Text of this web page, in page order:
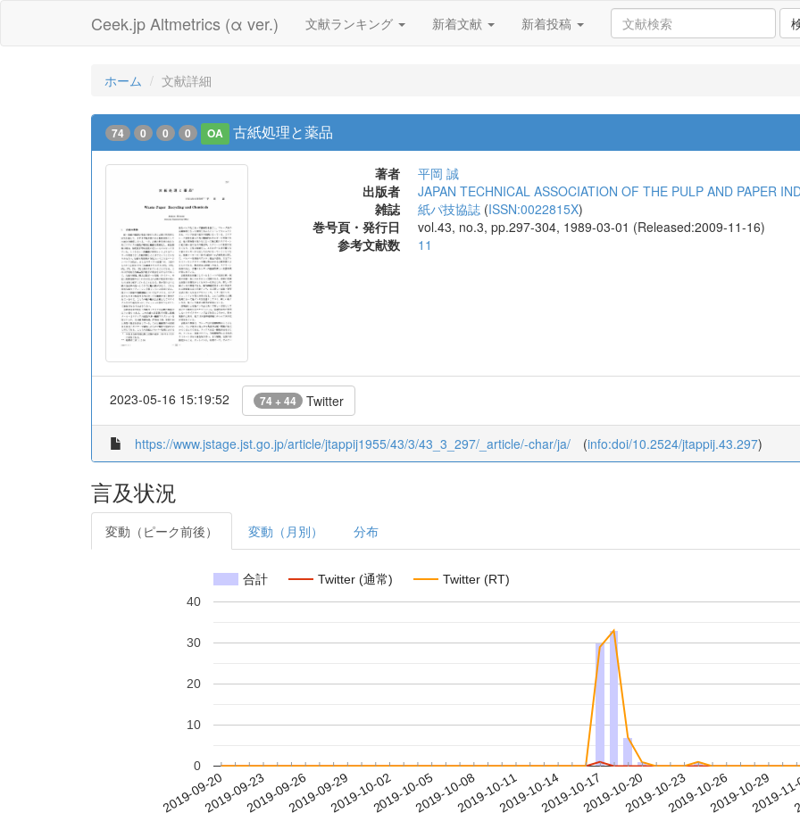
Ceek.jp Altmetrics (α ver.) 文献ランキング 新着文献 新着投稿
ホーム 文献詳細
74 0 0 0 OA 古紙処理と薬品
著者
平岡 誠
出版者
JAPAN TECHNICAL ASSOCIATION OF THE PULP AND PAPER
雑誌
紙パ技協誌 (ISSN:0022815X)
巻号頁・発行日
vol.43, no.3, pp.297-304, 1989-03-01 (Released:2009-11-16)
参考文献数
11
2023-05-16 15:19:52 74 + 44 Twitter
https://www.jstage.jst.go.jp/article/jtappij1955/43/3/43_3_297/_article/-char/ja/ (info:doi/10.2524/jtappij.43.297)
言及状況
変動（ピーク前後） 変動（月別） 分布
合計 Twitter (通常) Twitter (RT)
2019-09-202019-09-232019-09-262019-09-292019-10-022019-10-052019-10-082019-10-112019-10-142019-10-172019-10-202019-10-232019-10-262019-10-29
2019-
0
10
20
30
40